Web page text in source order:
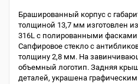
Брашированный корпус с
толщиной 13,7 мм изготовлен
316L с полированными
Сапфировое стекло с
толщину 2,8 мм. На
объемный логотип. Задняя
деталей, украшена